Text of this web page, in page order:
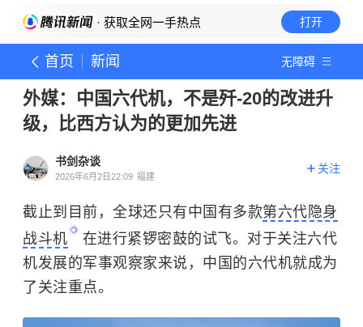
· 获取全网一手热点 打开
首页 新闻 无障碍
外媒：中国六代机，不是歼-20的改进升
级，比西方认为的更加先进
书剑杂谈
2026年6月2日22:09 福建
关注
截止到目前，全球还只有中国有多款第六代隐身
战斗机
在进行紧锣密鼓的试飞。对于关注六代
机发展的军事观察家来说，中国的六代机就成为
了关注重点。